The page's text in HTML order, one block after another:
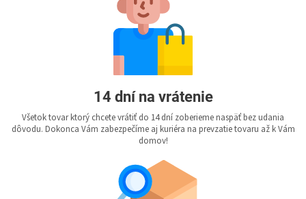
14 dní na vrátenie
Všetok tovar ktorý chcete vrátiť do 14 dní zoberieme naspäť bez udania
dôvodu. Dokonca Vám zabezpečíme aj kuriéra na prevzatie tovaru až k Vám
domov!